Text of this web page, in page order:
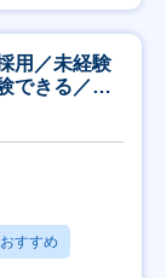
用／未経験
できる／研
すすめ